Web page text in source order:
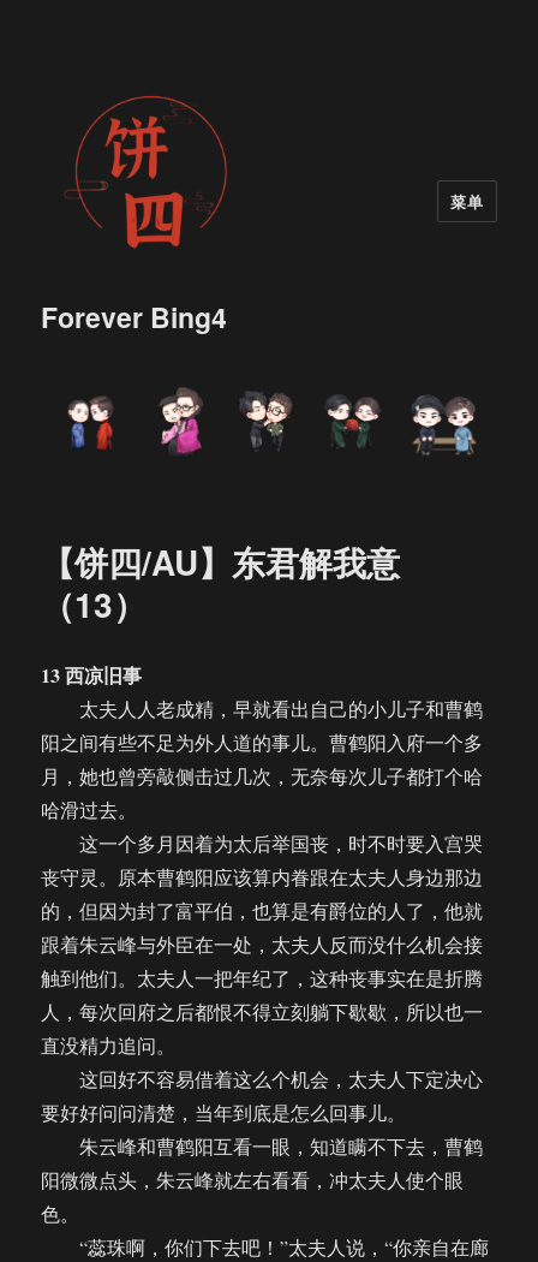
Forever Bing4
菜单
【饼四/AU】东君解我意
（13）
13 西凉旧事
太夫人人老成精，早就看出自己的小儿子和曹鹤
阳之间有些不足为外人道的事儿。曹鹤阳入府一个多
月，她也曾旁敲侧击过几次，无奈每次儿子都打个哈
哈滑过去。
这一个多月因着为太后举国丧，时不时要入宫哭
丧守灵。原本曹鹤阳应该算内眷跟在太夫人身边那边
的，但因为封了富平伯，也算是有爵位的人了，他就
跟着朱云峰与外臣在一处，太夫人反而没什么机会接
触到他们。太夫人一把年纪了，这种丧事实在是折腾
人，每次回府之后都恨不得立刻躺下歇歇，所以也一
直没精力追问。
这回好不容易借着这么个机会，太夫人下定决心
要好好问问清楚，当年到底是怎么回事儿。
朱云峰和曹鹤阳互看一眼，知道瞒不下去，曹鹤
阳微微点头，朱云峰就左右看看，冲太夫人使个眼
色。
“蕊珠啊，你们下去吧！”太夫人说，“你亲自在廊